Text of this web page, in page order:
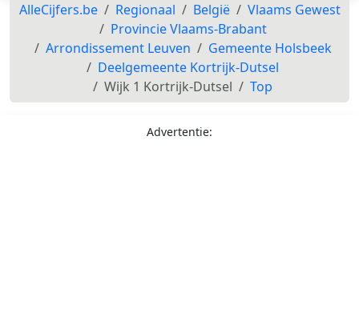
AlleCijfers.be Regionaal België
Vlaams Gewest
Provincie Vlaams-Brabant
Arrondissement Leuven
Gemeente Holsbeek
Deelgemeente Kortrijk-Dutsel
Wijk 1 Kortrijk-Dutsel
Top
Advertentie: